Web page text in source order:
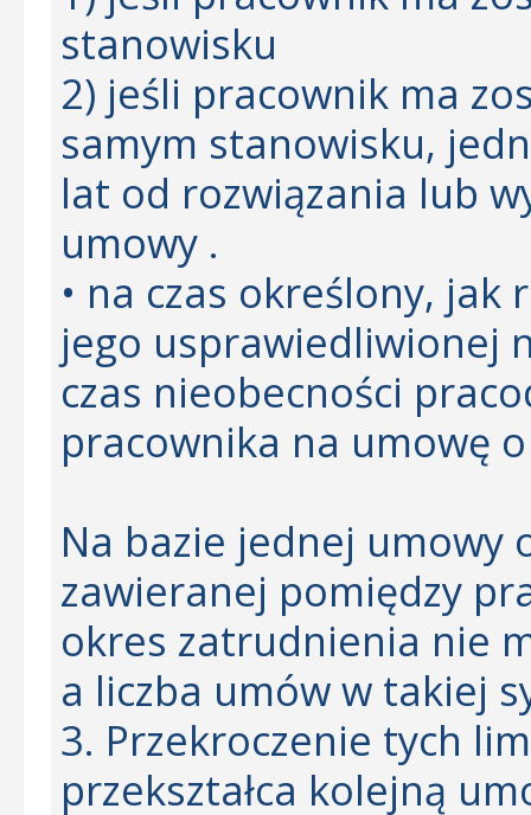
stanowisku
2) jeśli pracownik ma
samym stanowisku,
lat od rozwiązania lub
umowy .
• na czas określony,
jego usprawiedliwionej
czas nieobecności
pracownika na umowę
Na bazie jednej umowy
zawieranej pomiędzy
okres zatrudnienia nie
a liczba umów w takiej
3. Przekroczenie tych
przekształca kolejną